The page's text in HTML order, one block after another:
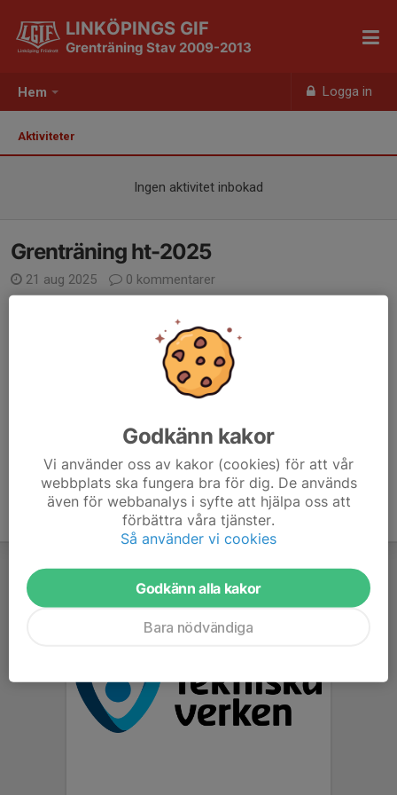
Hem Logga in
LINKÖPINGS GIF
Grenträning Stav 2009-2013
Aktiviteter
Ingen aktivitet inbokad
Grenträning ht-2025
21 aug 2025
0 kommentarer
I september-oktober planerar vi att komma igång med
grenträning för aktiva i åldern 2009-2013. I slutet av september
Godkänn kakor
Vi använder oss av kakor (cookies) för att vår
webbplats ska fungera bra för dig. De används
även för webbanalys i syfte att hjälpa oss att
förbättra våra tjänster.
Så använder vi cookies
Godkänn alla kakor
Bara nödvändiga